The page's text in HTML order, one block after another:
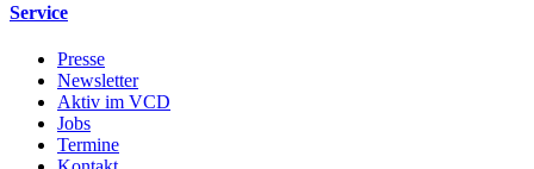
Service
Presse
Newsletter
Aktiv im VCD
Jobs
Termine